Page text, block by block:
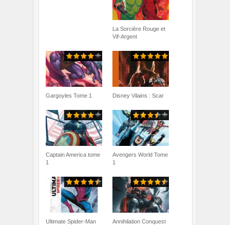
La Sorcière Rouge et
Vif-Argent
Gargoyles Tome 1 Disney Vilains : Scar
Captain America tome
1
Avengers World Tome
1
Ultimate Spider-Man
Annihilation Conquest